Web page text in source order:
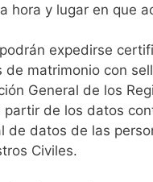
hora y lugar en que
expedirse
de matrimonio con
General de los
partir de los datos
de datos de las
Civiles.